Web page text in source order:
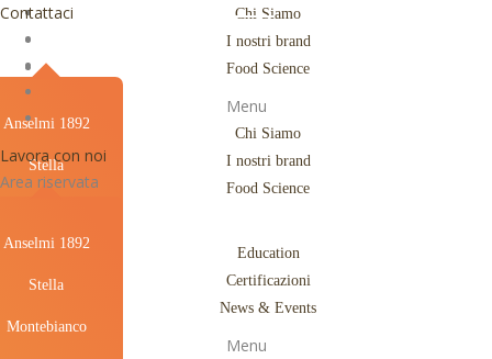
Chi Siamo
I nostri brand
Anselmi 1892
Stella
Alvena
Chiaravalle
Eurobisco
Food Science
Menu
Chi Siamo
I nostri brand
Anselmi 1892
Stella
Montebianco
Food Science
Education
Certificazioni
News & Events
Menu
Contattaci
Lavora con noi
Area riservata